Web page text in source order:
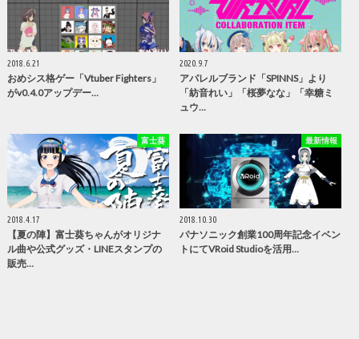
2018.6.21
おめシス格ゲー「Vtuber Fighters」
がv0.4.0アップデー…
2020.9.7
アパレルブランド「SPINNS」より
「紡音れい」「桜夢なな」「幸糖ミ
ュウ…
富士葵
2018.4.17
【夏の陣】富士葵ちゃんがオリジナ
ル曲や公式グッズ・LINEスタンプの
販売…
最新情報
2018.10.30
パナソニック創業100周年記念イベン
トにてVRoid Studioを活用…